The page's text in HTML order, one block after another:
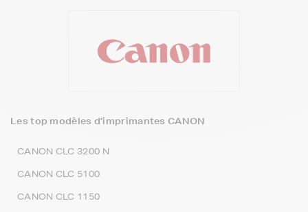
Les top modèles d’imprimantes CANON
CANON CLC 3200 N
CANON CLC 5100
CANON CLC 1150